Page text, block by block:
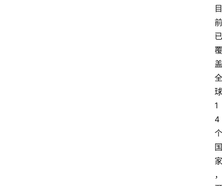
目
前
已
覆
盖
全
球
1
4
个
国
家
，